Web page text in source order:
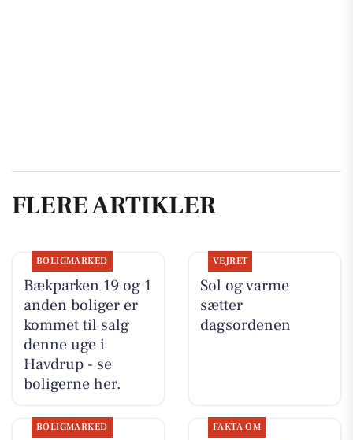
FLERE ARTIKLER
BOLIGMARKED
Bækparken 19 og 1
anden boliger er
kommet til salg
denne uge i
Havdrup - se
boligerne her.
VEJRET
Sol og varme
sætter
dagsordenen
BOLIGMARKED FAKTA OM